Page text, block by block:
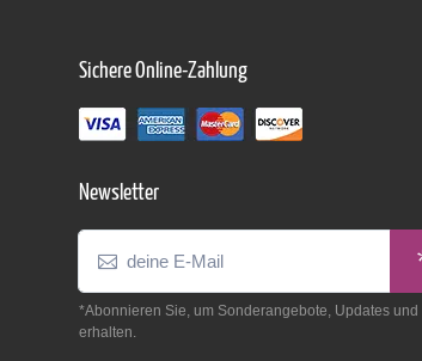
Sichere Online-Zahlung
Newsletter
*Abonnieren Sie, um Sonderangebote, Updates
erhalten.